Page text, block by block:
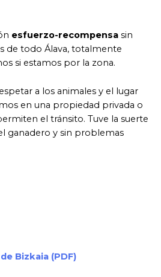
esfuerzo-recompensa sin
de todo Álava, totalmente
si estamos por la zona.
a los animales y el lugar
en una propiedad privada o
el tránsito. Tuve la suerte
ganadero y sin problemas
Bizkaia (PDF)